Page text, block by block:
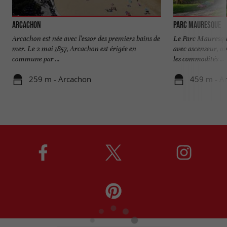
Arcachon
Arcachon est née avec l’essor des premiers bains de
mer. Le 2 mai 1857, Arcachon est érigée en
commune par ...
259 m - Arcachon
Parc Mauresque
Le Parc
avec ascenseur,
les commodités ...
459 m -